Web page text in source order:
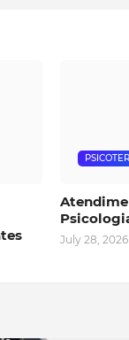
July 28, 2026